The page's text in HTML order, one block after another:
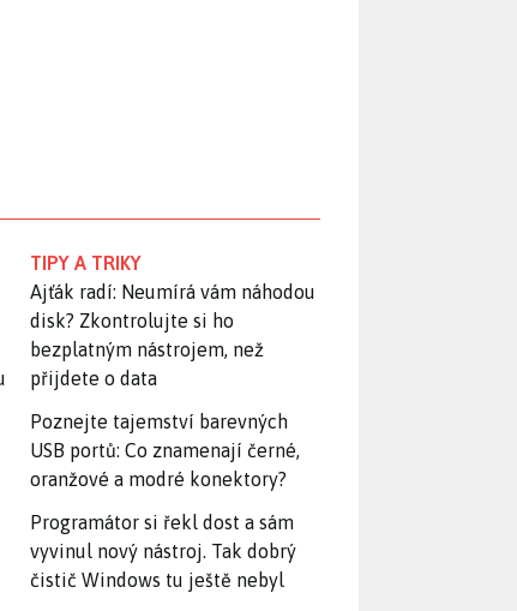
TIPY A TRIKY
Ajťák radí: Neumírá vám náhodou
disk? Zkontrolujte si ho
bezplatným nástrojem, než
přijdete o data
Poznejte tajemství barevných
USB portů: Co znamenají černé,
oranžové a modré konektory?
Programátor si řekl dost a sám
vyvinul nový nástroj. Tak dobrý
čistič Windows tu ještě nebyl